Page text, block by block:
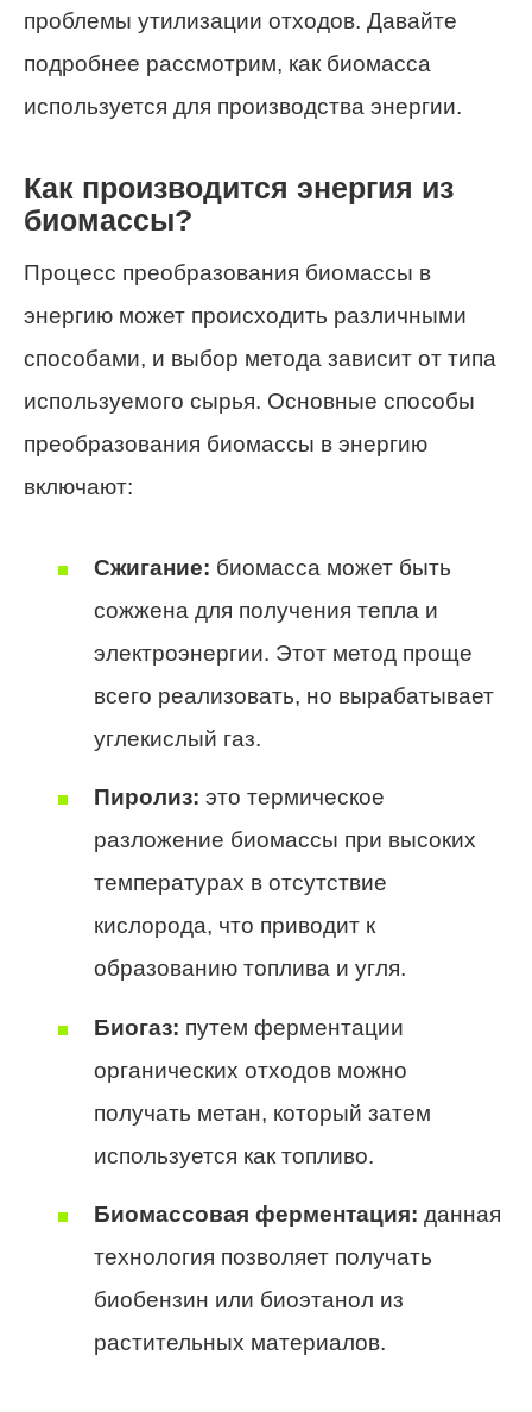
проблемы утилизации отходов. Давайте
подробнее рассмотрим, как биомасса
используется для производства энергии.
Как производится энергия из
биомассы?
Процесс преобразования биомассы в
энергию может происходить различными
способами, и выбор метода зависит от типа
используемого сырья. Основные способы
преобразования биомассы в энергию
включают:
Сжигание: биомасса может быть
сожжена для получения тепла и
электроэнергии. Этот метод проще
всего реализовать, но вырабатывает
углекислый газ.
Пиролиз: это термическое
разложение биомассы при высоких
температурах в отсутствие
кислорода, что приводит к
образованию топлива и угля.
Биогаз: путем ферментации
органических отходов можно
получать метан, который затем
используется как топливо.
Биомассовая ферментация: данная
технология позволяет получать
биобензин или биоэтанол из
растительных материалов.